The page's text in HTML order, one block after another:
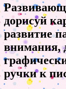
дорисуй
развитие
внимания,
ручки к